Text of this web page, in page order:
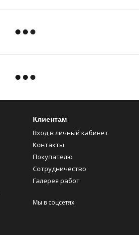
Клиентам
Вход в личный кабинет
Контакты
Покупателю
Сотрудничество
Галерея работ
Мы в соцсетях